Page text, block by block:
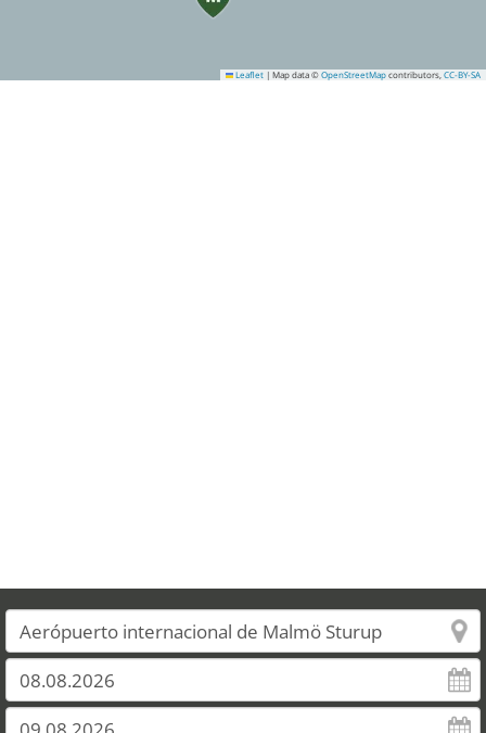
Leaflet | Map data © OpenStreetMap contributors, CC-BY-SA